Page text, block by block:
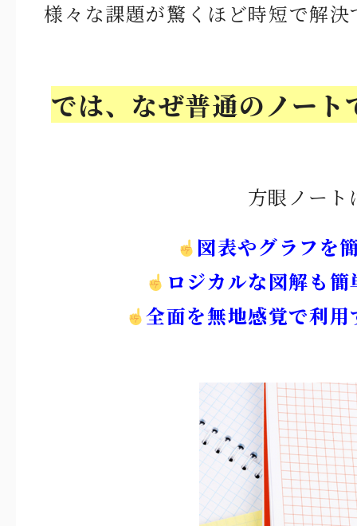
様々な課題が驚くほど時短で解
では、なぜ普通のノー
方眼ノート
図表やグラフを
ロジカルな図解も
全面を無地感覚で利